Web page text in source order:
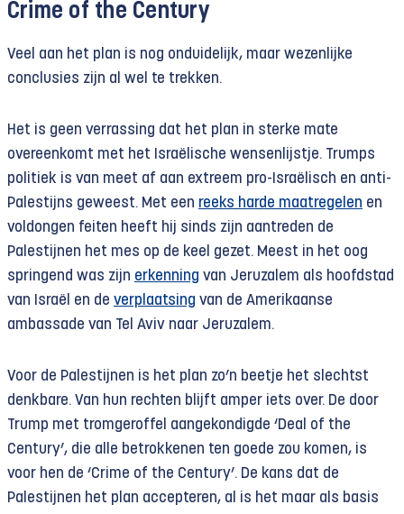
Crime of the Century
Veel aan het plan is nog onduidelijk, maar wezenlijke
conclusies zijn al wel te trekken.
Het is geen verrassing dat het plan in sterke mate
overeenkomt met het Israëlische wensenlijstje. Trumps
politiek is van meet af aan extreem pro-Israëlisch en anti-
Palestijns geweest. Met een reeks harde maatregelen en
voldongen feiten heeft hij sinds zijn aantreden de
Palestijnen het mes op de keel gezet. Meest in het oog
springend was zijn erkenning van Jeruzalem als hoofdstad
van Israël en de verplaatsing van de Amerikaanse
ambassade van Tel Aviv naar Jeruzalem.
Voor de Palestijnen is het plan zo’n beetje het slechtst
denkbare. Van hun rechten blijft amper iets over. De door
Trump met tromgeroffel aangekondigde ‘Deal of the
Century’, die alle betrokkenen ten goede zou komen, is
voor hen de ‘Crime of the Century’. De kans dat de
Palestijnen het plan accepteren, al is het maar als basis